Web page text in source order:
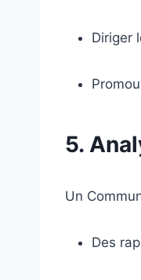
Diriger
5.
Un
Des